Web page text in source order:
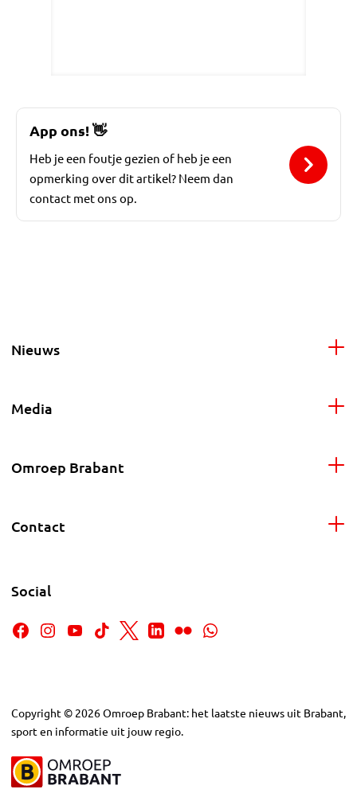
App ons!👋
Heb je een foutje gezien of heb je een
opmerking over dit artikel? Neem dan
contact met ons op.
Nieuws
Media
Omroep Brabant
Contact
Social
Copyright © 2026Omroep Brabant: het laatste nieuws uit Brabant,
sport en informatie uit jouw regio.